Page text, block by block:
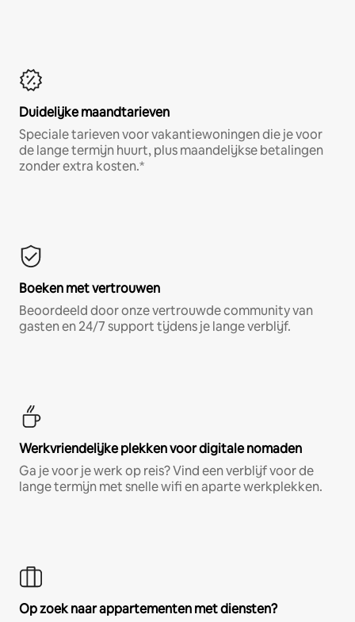
Duidelijke maandtarieven
Speciale tarieven voor vakantiewoningen die je voor
de lange termijn huurt, plus maandelijkse betalingen
zonder extra kosten.*
Boeken met vertrouwen
Beoordeeld door onze vertrouwde community van
gasten en 24/7 support tijdens je lange verblijf.
Werkvriendelijke plekken voor digitale nomaden
Ga je voor je werk op reis? Vind een verblijf voor de
lange termijn met snelle wifi en aparte werkplekken.
Op zoek naar appartementen met diensten?